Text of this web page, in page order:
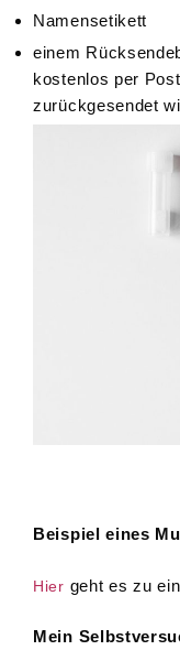
Namensetikett
einem
kostenlos per
zurückgesendet
Beispiel eines
Hier geht es zu
Mein